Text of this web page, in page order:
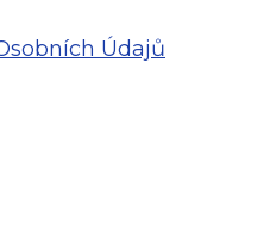
Údajů